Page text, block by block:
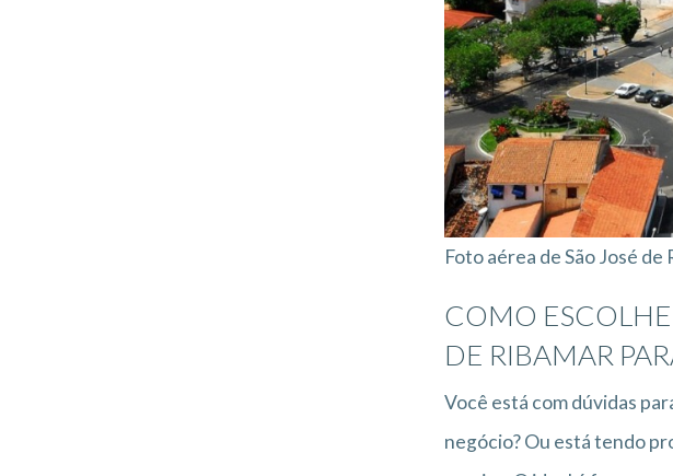
Foto aérea de São José de
COMO
DE RIBAMAR
Você está com dúvidas
negócio? Ou está tendo